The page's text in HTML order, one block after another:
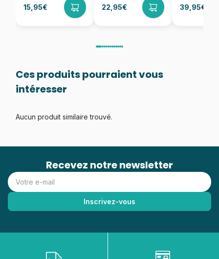
15,95€ 22,95€ 39,95€
Ces produits pourraient vous
intéresser
Aucun produit similaire trouvé.
Recevez notre newsletter